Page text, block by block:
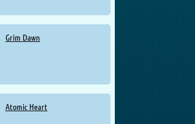
Grim Dawn
Atomic Heart